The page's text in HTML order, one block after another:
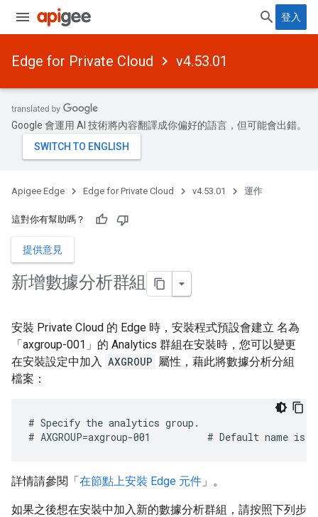
登入
Edge for Private Cloud v4.53.01
Google 會運用 AI 技術將內容翻譯成你偏好的語言，但可能會出錯。
Apigee Edge Edge for Private Cloud v4.53.01 運作
這對你有幫助嗎？
提供意見
新增數據分析群組
安裝 Private Cloud 的 Edge 時，安裝程式預設會建立 名為
「axgroup-001」的 Analytics 群組在安裝時，您可以變更
在安裝設定中加入 AXGROUP 屬性，藉此將數據分析分組
檔案：
# Specify the analytics group.
# AXGROUP=axgroup-001          # Default name is
詳情請參閱「在節點上安裝 Edge 元件 」。
如果之後想在安裝中加入新的數據分析群組，請按照下列步